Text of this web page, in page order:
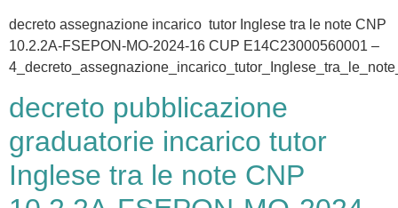
decreto assegnazione incarico tutor Inglese tra le note CNP
10.2.2A-FSEPON-MO-2024-16 CUP E14C23000560001 –
decreto pubblicazione
graduatorie incarico tutor
Inglese tra le note CNP